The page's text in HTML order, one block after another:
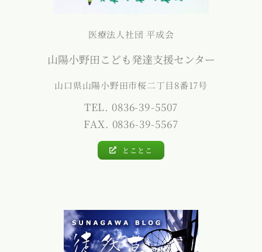
医療法人社団 平成会
山陽小野田こども発達支援センター
山口県山陽小野田市桜二丁目8番17号
TEL. 0836-39-5507
FAX. 0836-39-5567
とことこ